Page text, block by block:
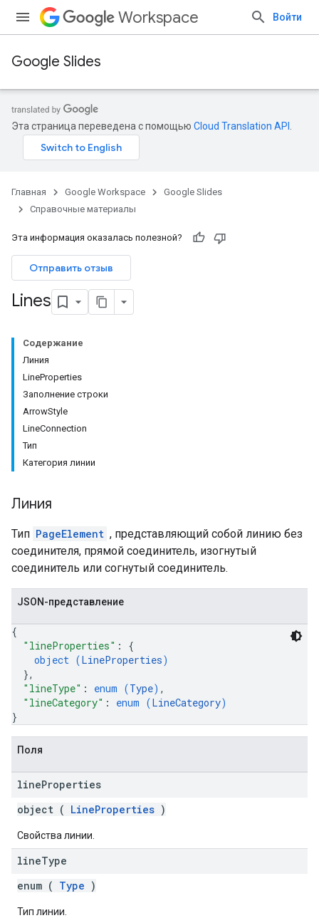
Workspace Войти
Google Slides
Эта страница переведена с помощью Cloud Translation API
Главная Google Workspace
Google Slides
Справочные материалы
Эта информация оказалась полезной?
Отправить отзыв
Lines
Содержание
Линия
LineProperties
Заполнение строки
ArrowStyle
LineConnection
Тип
Категория линии
Линия
Тип PageElement , представляющий собой линию без
соединителя, прямой соединитель, изогнутый
соединитель или согнутый соединитель.
JSON-представление
{
"lineProperties" : {
object (LineProperties)
},
"lineType" : enum (Type) ,
"lineCategory" : enum (LineCategory)
}
Поля
lineProperties
object ( LineProperties )
Свойства линии.
lineType
enum ( Type )
Тип линии.